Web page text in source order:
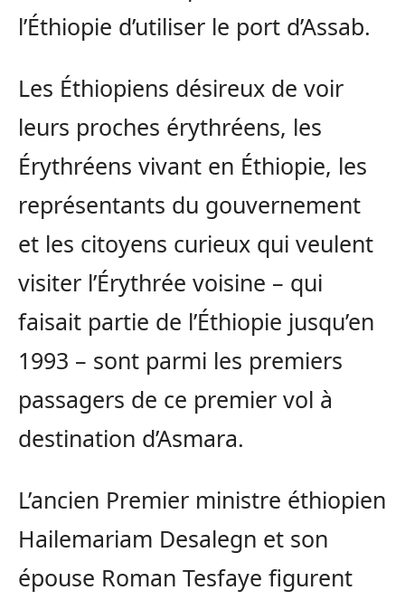
l’Éthiopie d’utiliser le port d’Assab.
Les Éthiopiens désireux de voir
leurs proches érythréens, les
Érythréens vivant en Éthiopie, les
représentants du gouvernement
et les citoyens curieux qui veulent
visiter l’Érythrée voisine – qui
faisait partie de l’Éthiopie jusqu’en
1993 – sont parmi les premiers
passagers de ce premier vol à
destination d’Asmara.
L’ancien Premier ministre éthiopien
Hailemariam Desalegn et son
épouse Roman Tesfaye figurent